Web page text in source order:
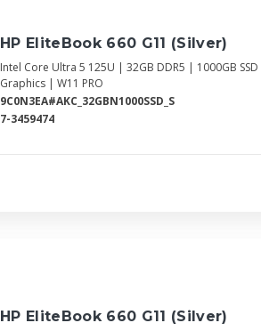
HP EliteBook 660 G11 (Silver)
Intel Core Ultra 5 125U | 32GB DDR5 | 1000GB
Graphics | W11 PRO
9C0N3EA#AKC_32GBN1000SSD_S
7-3459474
HP EliteBook 660 G11 (Silver)